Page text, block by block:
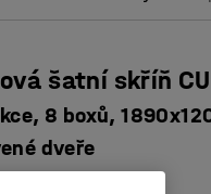
šatní skříň
8 boxů,
dveře